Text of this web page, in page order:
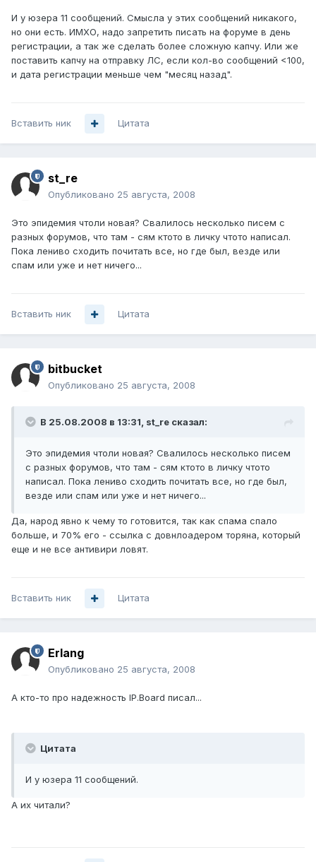
И у юзера 11 сообщений. Смысла у этих сообщений никакого,
но они есть. ИМХО, надо запретить писать на форуме в день
регистрации, а так же сделать более сложную капчу. Или же
поставить капчу на отправку ЛС, если кол-во сообщений <100,
и дата регистрации меньше чем "месяц назад".
Вставить ник Цитата
st_re
Опубликовано 25 августа, 2008
Это эпидемия чтоли новая? Свалилось несколько писем с
разных форумов, что там - сям ктото в личку чтото написал.
Пока лениво сходить почитать все, но где был, везде или
спам или уже и нет ничего...
Вставить ник Цитата
bitbucket
Опубликовано 25 августа, 2008
В 25.08.2008 в 13:31, st_re сказал:
Это эпидемия чтоли новая? Свалилось несколько писем
с разных форумов, что там - сям ктото в личку чтото
написал. Пока лениво сходить почитать все, но где был,
везде или спам или уже и нет ничего...
Да, народ явно к чему то готовится, так как спама спало
больше, и 70% его - ссылка с довнлоадером торяна, который
еще и не все антивири ловят.
Вставить ник Цитата
Erlang
Опубликовано 25 августа, 2008
А кто-то про надежность IP.Board писал...
Цитата
И у юзера 11 сообщений.
А их читали?